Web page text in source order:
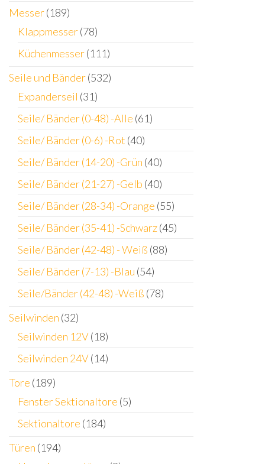
Messer(189)
Klappmesser(78)
Küchenmesser(111)
Seile und Bänder(532)
Expanderseil (31)
Seile/ Bänder (0-48) -Alle (61)
Seile/ Bänder (0-6) -Rot (40)
Seile/ Bänder (14-20) -Grün (40)
Seile/ Bänder (21-27) -Gelb (40)
Seile/ Bänder (28-34) -Orange (55)
Seile/ Bänder (35-41) -Schwarz(45)
Seile/ Bänder (42-48) - Weiß (88)
Seile/ Bänder (7-13) -Blau (54)
Seile/Bänder (42-48) -Weiß (78)
Seilwinden (32)
Seilwinden 12V(18)
Seilwinden 24V(14)
Tore (189)
Fenster Sektionaltore (5)
Sektionaltore (184)
Türen (194)